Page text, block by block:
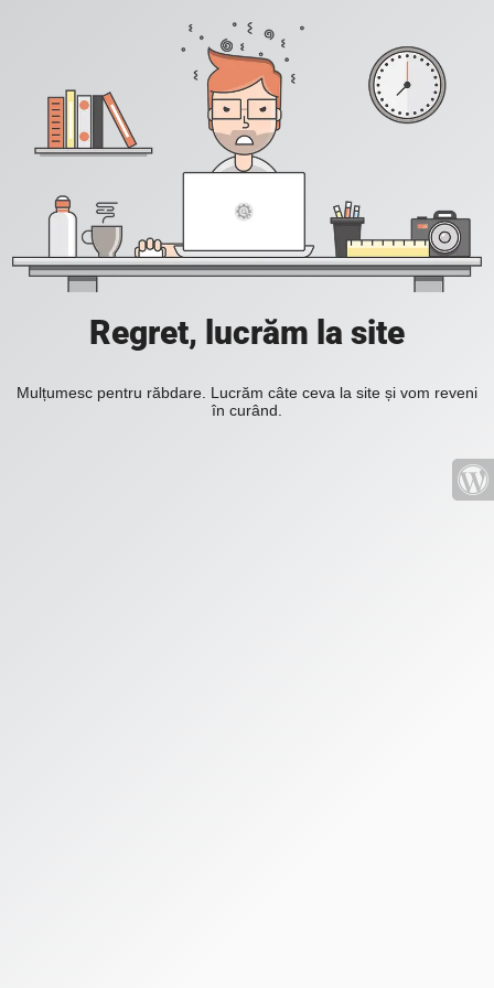
Regret, lucrăm la site
Mulțumesc pentru răbdare. Lucrăm câte ceva la site și vom reveni
în curând.